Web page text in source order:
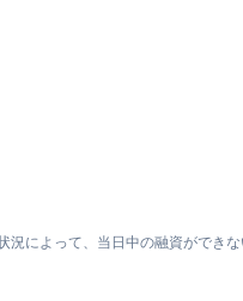
況によって、当日中の融資ができ